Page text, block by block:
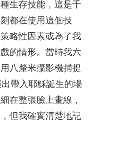
生存技能，這是千
都在使用這個技
略性因素或為了我
的情形。當時我六
八釐米攝影機捕捉
帶入耶穌誕生的場
在整張臉上畫線，
但我確實清楚地記